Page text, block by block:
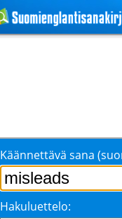
Käännettävä sana
Hakuluettelo: